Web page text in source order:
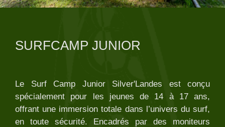
SURFCAMP JUNIOR
Le Surf Camp Junior Silver'Landes est conçu
spécialement pour les jeunes de 14 à 17 ans,
offrant une immersion totale dans l’univers du surf,
en toute sécurité. Encadrés par des moniteurs